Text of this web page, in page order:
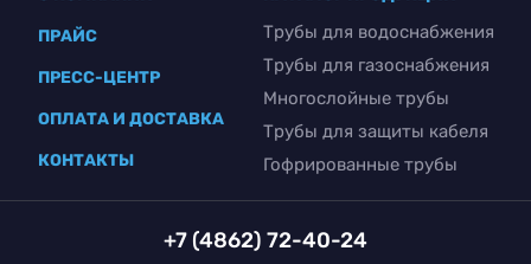
ПРАЙС
ПРЕСС-ЦЕНТР
ОПЛАТА И ДОСТАВКА
КОНТАКТЫ
Трубы для водоснабжения
Трубы для газоснабжения
Многослойные трубы
Трубы для защиты кабеля
Гофрированные трубы
+7 (4862) 72-40-24